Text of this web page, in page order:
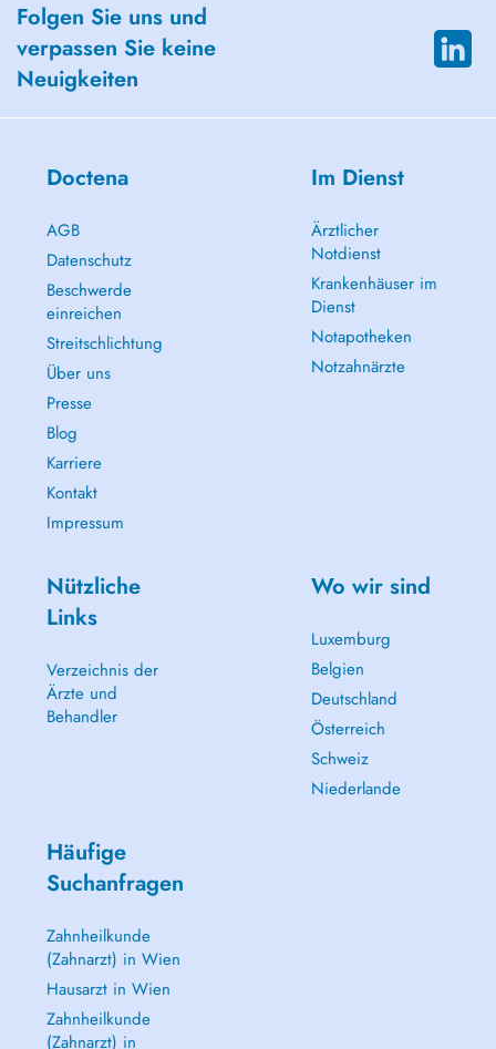
Folgen Sie uns und
verpassen Sie keine
Neuigkeiten
Doctena
AGB
Datenschutz
Beschwerde
einreichen
Streitschlichtung
Über uns
Presse
Blog
Karriere
Kontakt
Impressum
Im Dienst
Ärztlicher
Notdienst
Krankenhäuser im
Dienst
Notapotheken
Notzahnärzte
Nützliche
Links
Verzeichnis der
Ärzte und
Behandler
Wo wir sind
Luxemburg
Belgien
Deutschland
Österreich
Schweiz
Niederlande
Häufige
Suchanfragen
Zahnheilkunde
(Zahnarzt) in Wien
Hausarzt in Wien
Zahnheilkunde
(Zahnarzt) in